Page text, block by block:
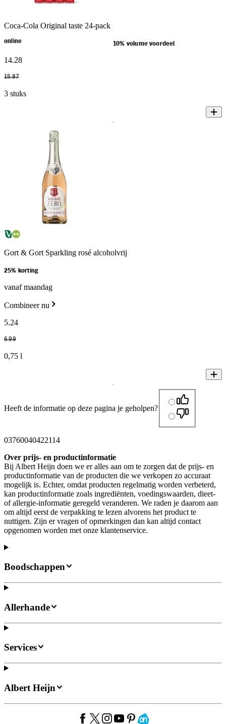
Coca-Cola Original taste 24-pack
online 10% volume voordeel
14.28
15.87
3 stuks
Gort & Gort Sparkling rosé alcoholvrij
25% korting
vanaf maandag
Combineer nu
5.24
6.99
0,75 l
Heeft de informatie op deze pagina je geholpen?
03760040422114
Over prijs- en productinformatie
Bij Albert Heijn doen we er alles aan om te zorgen dat de prijs- en
productinformatie van de producten die we verkopen zo accuraat
mogelijk is. Echter, omdat producten regelmatig worden verbeterd,
kan productinformatie zoals ingrediënten, voedingswaarden, dieet-
of allergie-informatie geregeld veranderen. We raden je daarom aan
om altijd eerst de verpakking te lezen alvorens het product te
nuttigen. Zijn er vragen of opmerkingen dan kan altijd contact
opgenomen worden met onze klantenservice.
Boodschappen
Allerhande
Services
Albert Heijn